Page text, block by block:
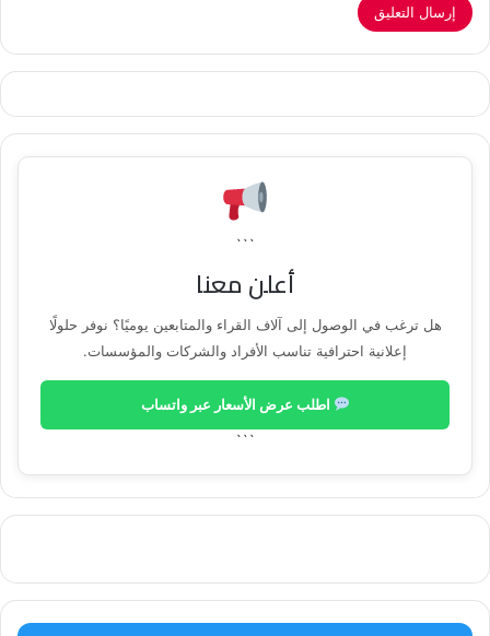
```
أعلن معنا
هل ترغب في الوصول إلى آلاف القراء والمتابعين يوميًا؟ نوفر حلولًا
إعلانية احترافية تناسب الأفراد والشركات والمؤسسات.
اطلب عرض الأسعار عبر واتساب
```